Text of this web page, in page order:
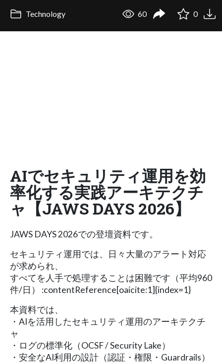
Technology 60 0
AIでセキュリティ運用を効
率化する実践アーキテクチ
ャ【JAWS DAYS 2026】
JAWS DAYS 2026での登壇資料です。
セキュリティ運用では、日々大量のアラート対応
が求められ、
すべてを人手で処理することは困難です（平均960
件/日） :contentReference[oaicite:1]{index=1}
本資料では、
・AIを活用したセキュリティ運用のアーキテクチ
ャ
・ログの標準化（OCSF / Security Lake）
・安全なAI利用の設計（認証・権限・Guardrails）